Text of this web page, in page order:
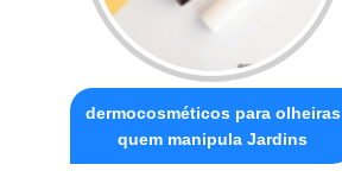
dermocosméticos para olheiras
quem manipula Jardins